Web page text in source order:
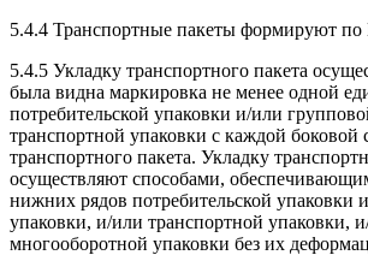
5.4.4 Транспортные пакеты формируют
5.4.5 Укладку транспортного пакета
была видна маркировка не менее одной
потребительской упаковки и/или
транспортной упаковки с каждой боковой
транспортного пакета. Укладку
осуществляют способами,
нижних рядов потребительской упаковки
упаковки, и/или транспортной упаковки,
многооборотной упаковки без их